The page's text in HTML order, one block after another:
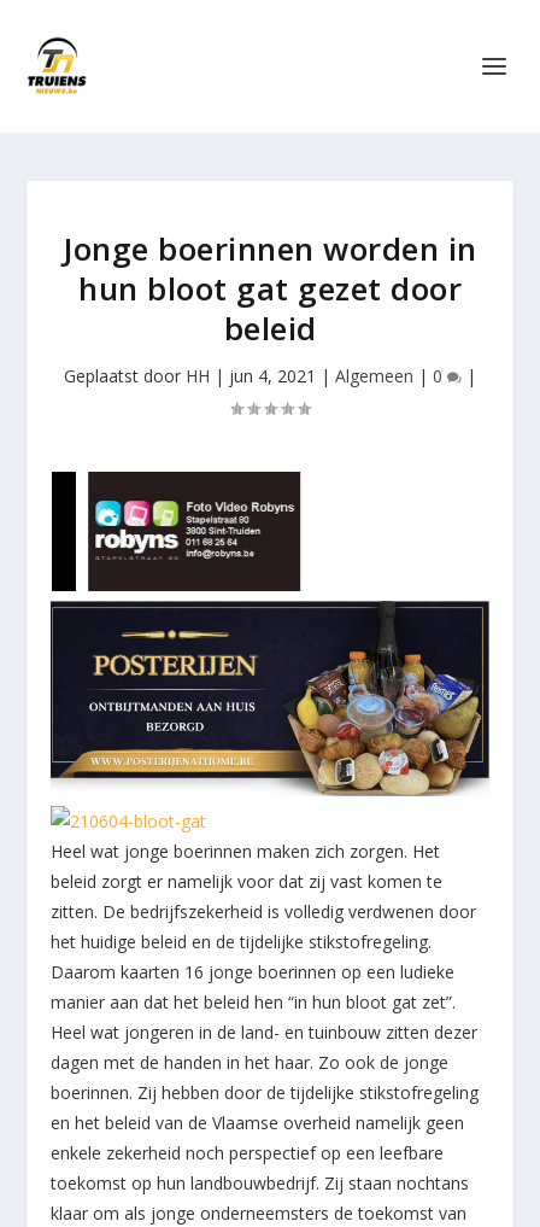
Jonge boerinnen worden in
hun bloot gat gezet door
beleid
Geplaatst door HH | jun 4, 2021 | Algemeen | 0 |
Heel wat jonge boerinnen maken zich zorgen. Het
beleid zorgt er namelijk voor dat zij vast komen te
zitten. De bedrijfszekerheid is volledig verdwenen door
het huidige beleid en de tijdelijke stikstofregeling.
Daarom kaarten 16 jonge boerinnen op een ludieke
manier aan dat het beleid hen “in hun bloot gat zet”.
Heel wat jongeren in de land- en tuinbouw zitten dezer
dagen met de handen in het haar. Zo ook de jonge
boerinnen. Zij hebben door de tijdelijke stikstofregeling
en het beleid van de Vlaamse overheid namelijk geen
enkele zekerheid noch perspectief op een leefbare
toekomst op hun landbouwbedrijf. Zij staan nochtans
klaar om als jonge onderneemsters de toekomst van